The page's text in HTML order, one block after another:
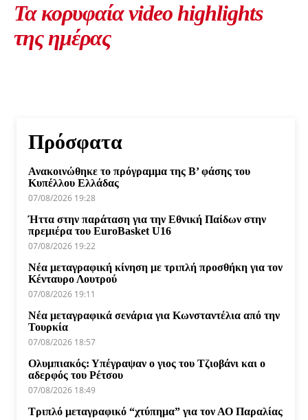
Τα κορυφαία video highlights
της ημέρας
Πρόσφατα
Ανακοινώθηκε το πρόγραμμα της Β’ φάσης του
Κυπέλλου Ελλάδας
07/08/2026 19:28
Ήττα στην παράταση για την Εθνική Παίδων στην
πρεμιέρα του EuroBasket U16
07/08/2026 19:22
Νέα μεταγραφική κίνηση με τριπλή προσθήκη για τον
Κένταυρο Λουτρού
07/08/2026 19:11
Νέα μεταγραφικά σενάρια για Κωνσταντέλια από την
Τουρκία
07/08/2026 18:57
Ολυμπιακός: Υπέγραψαν ο γιος του Τζιοβάνι και ο
αδερφός του Ρέτσου
07/08/2026 18:49
Τριπλό μεταγραφικό “χτύπημα” για τον ΑΟ Παραλίας